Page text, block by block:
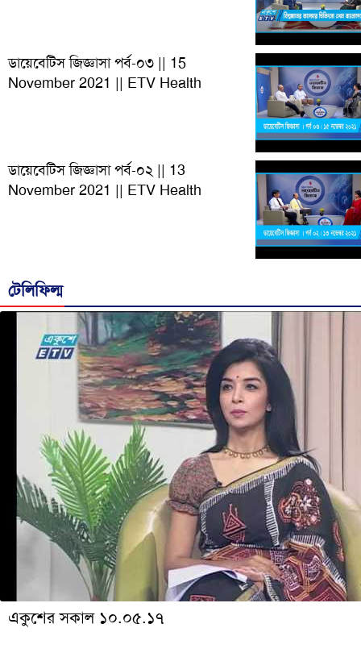
ডায়েবেটিস জিজ্ঞাসা পর্ব-০৩ || 15
November 2021 || ETV Health
ডায়েবেটিস জিজ্ঞাসা পর্ব-০২ || 13
November 2021 || ETV Health
টেলিফিল্ম
একুশের সকাল ১০.০৫.১৭